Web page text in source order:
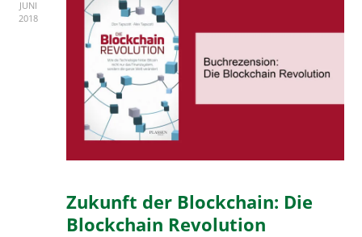
JUNI
2018
Zukunft der Blockchain: Die
Blockchain Revolution